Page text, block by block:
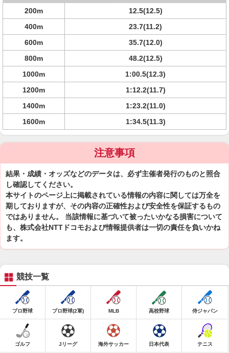
200m
12.5(12.5)
400m
23.7(11.2)
600m
35.7(12.0)
800m
48.2(12.5)
1000m
1:00.5(12.3)
1200m
1:12.2(11.7)
1400m
1:23.2(11.0)
1600m
1:34.5(11.3)
注意事項
結果・成績・オッズなどのデータは、必ず主催者発行のものと照合
し確認してください。
本サイトのページ上に掲載されている情報の内容に関しては万全を
期しておりますが、その内容の正確性および安全性を保証するもの
ではありません。 当該情報に基づいて被ったいかなる損害について
も、株式会社NTTドコモおよび情報提供者は一切の責任を負いかね
ます。
競技一覧
プロ野球 プロ野球(2軍) MLB 高校野球 侍ジャパン
ゴルフ Jリーグ 海外サッカー 日本代表 テニス